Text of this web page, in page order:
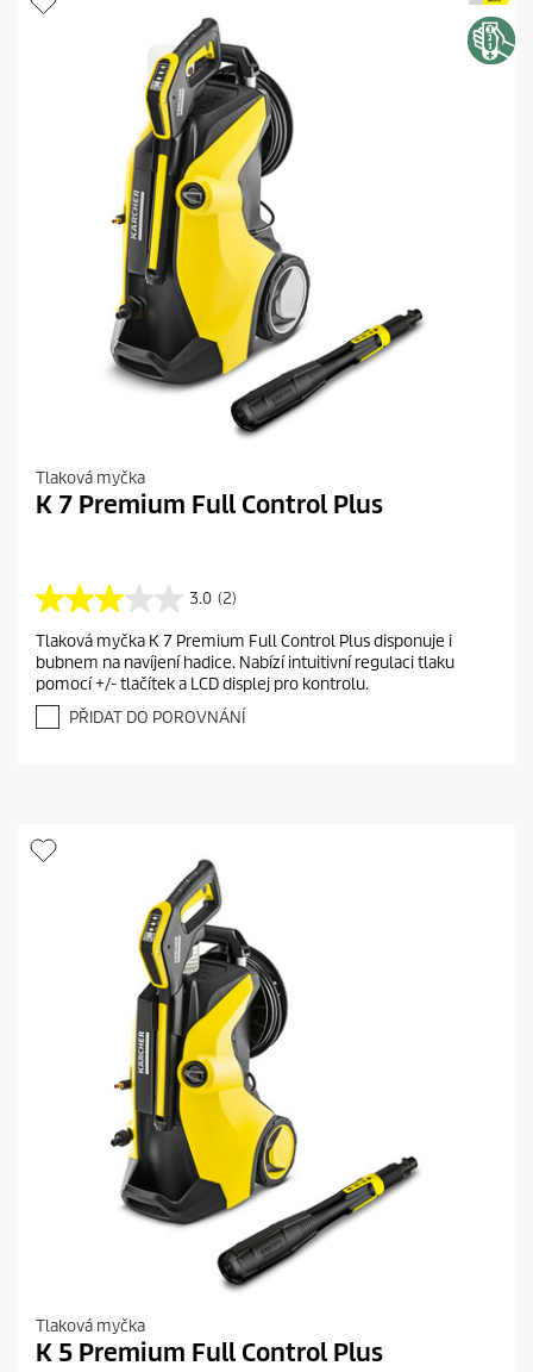
Tlaková myčka
K 7 Premium Full Control Plus
3.0 (2)
3
0
z
5
č
e
Tlaková myčka K 7 Premium Full Control Plus disponuje i
bubnem na navíjení hadice. Nabízí intuitivní regulaci tlaku
pomocí +/- tlačítek a LCD displej pro kontrolu.
PŘIDAT DO POROVNÁNÍ
Tlaková myčka
K 5 Premium Full Control Plus